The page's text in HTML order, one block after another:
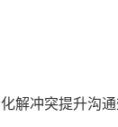
解冲突提升沟